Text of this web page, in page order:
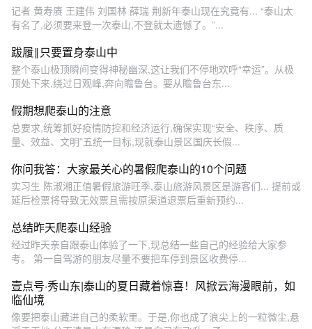
记者 黄寿赓 王建伟 刘国林 薛瑞 荆新年泰山现在究竟有... “泰山太
有名了,必须要来登一次泰山,不登就太遗憾了。”...
跋履‖只要置身泰山中
整个泰山极顶瞬间变得神秘幽深,这让我们不停地欢呼“幸运”。从极
顶处下来,绕过日观峰,奔向瞻鲁台。要从瞻鲁台东...
假期想爬泰山的注意
总要求,统筹抓好疫情防控和经济运行,确保实现“安全、秩序、质
量、效益、文明”五统一目标,现就泰山景区国庆长假...
你问我答：大家最关心的暑假爬泰山的10个问题
实习生 陈淑湘正值暑假旅游旺季,泰山旅游风景区是游客们... 提前或
延后检票将导致无效票且需按原渠道退票后重新预约...
总结昨天爬泰山经验
经过昨天亲自跟泰山体验了一下,现总结一些自己的经验给大家参
考。 第一自驾游的朋友尽量不要把车停到景区收费停...
壹点号·秀山东|泰山的夏日藏着惊喜！风掀云海漫眼前，如
临仙境
像要把泰山藏进自己的柔软里。于是,你也成了浪尖上的一粒微尘,悬